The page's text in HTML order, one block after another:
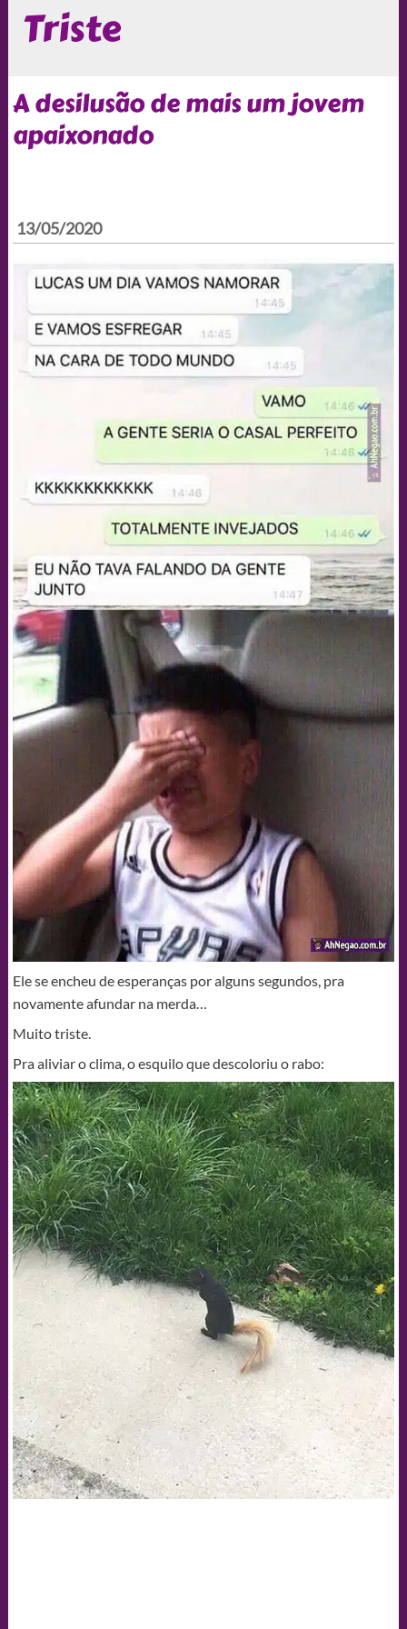
Triste
A desilusão de mais um jovem
apaixonado
13/05/2020
Ele se encheu de esperanças por alguns segundos, pra
novamente afundar na merda…
Muito triste.
Pra aliviar o clima, o esquilo que descoloriu o rabo: